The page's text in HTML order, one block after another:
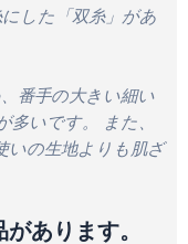
した「双糸」があ
番手の大きい細い
多いです。 また、
いの生地よりも肌ざ
あります。